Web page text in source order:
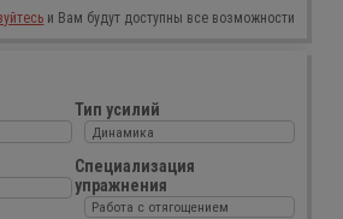
и Вам будут доступны все возможности
Тип усилий
Динамика
Специализация
упражнения
Работа с отягощением